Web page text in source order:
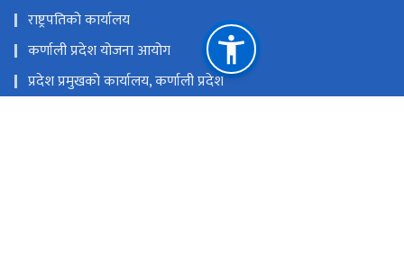
राष्ट्रपतिको कार्यालय
कर्णाली प्रदेश योजना आयोग
प्रदेश प्रमुखको कार्यालय, कर्णाली प्रदेश